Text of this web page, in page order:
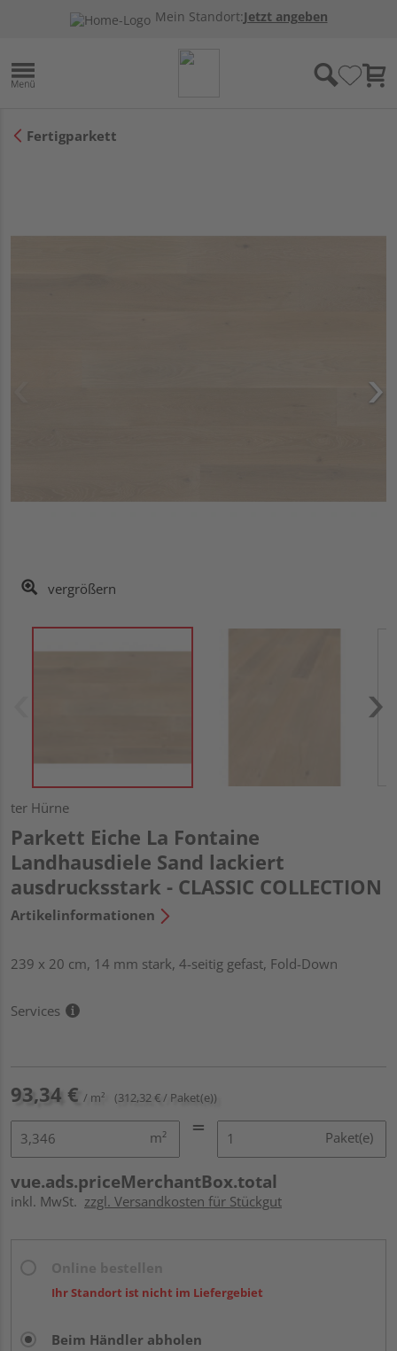
Mein Standort:Jetzt angeben
Fertigparkett
vergrößern
ter Hürne
Parkett Eiche La Fontaine
Landhausdiele Sand lackiert
ausdrucksstark - CLASSIC COLLECTION
Artikelinformationen
239 x 20 cm, 14 mm stark, 4-seitig gefast, Fold-Down
Services
93,34 € / m² (312,32 € / Paket(e))
m² Paket(e)
vue.ads.priceMerchantBox.total
inkl. MwSt. zzgl. Versandkosten für Stückgut
Ihr Standort ist nicht im Liefergebiet
Beim Händler abholen